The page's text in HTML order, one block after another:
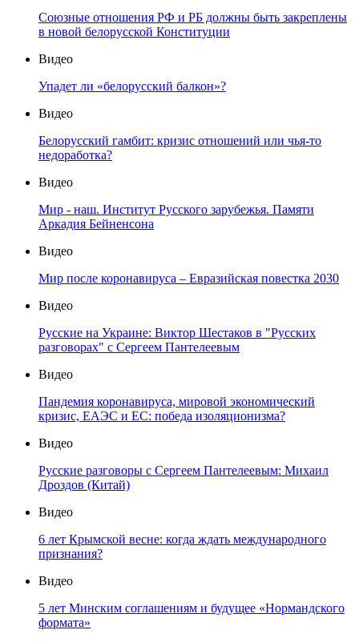
Союзные отношения РФ и РБ должны быть закреплены
в новой белорусской Конституции
Видео
Упадет ли «белорусский балкон»?
Видео
Белорусский гамбит: кризис отношений или чья-то
недоработка?
Видео
Мир - наш. Институт Русского зарубежья. Памяти
Аркадия Бейненсона
Видео
Мир после коронавируса – Евразийская повестка 2030
Видео
Русские на Украине: Виктор Шестаков в "Русских
разговорах" с Сергеем Пантелеевым
Видео
Пандемия коронавируса, мировой экономический
кризис, ЕАЭС и ЕС: победа изоляционизма?
Видео
Русские разговоры с Сергеем Пантелеевым: Михаил
Дроздов (Китай)
Видео
6 лет Крымской весне: когда ждать международного
признания?
Видео
5 лет Минским соглашениям и будущее «Нормандского
формата»